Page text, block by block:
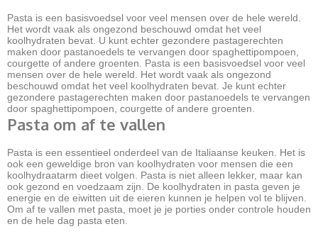
Pasta is een basisvoedsel voor veel mensen over de hele wereld.
Het wordt vaak als ongezond beschouwd omdat het veel
koolhydraten bevat. U kunt echter gezondere pastagerechten
maken door pastanoedels te vervangen door spaghettipompoen,
courgette of andere groenten. Pasta is een basisvoedsel voor veel
mensen over de hele wereld. Het wordt vaak als ongezond
beschouwd omdat het veel koolhydraten bevat. Je kunt echter
gezondere pastagerechten maken door pastanoedels te vervangen
door spaghettipompoen, courgette of andere groenten.
Pasta om af te vallen
Pasta is een essentieel onderdeel van de Italiaanse keuken. Het is
ook een geweldige bron van koolhydraten voor mensen die een
koolhydraatarm dieet volgen. Pasta is niet alleen lekker, maar kan
ook gezond en voedzaam zijn. De koolhydraten in pasta geven je
energie en de eiwitten uit de eieren kunnen je helpen vol te blijven.
Om af te vallen met pasta, moet je je porties onder controle houden
en de hele dag pasta eten.